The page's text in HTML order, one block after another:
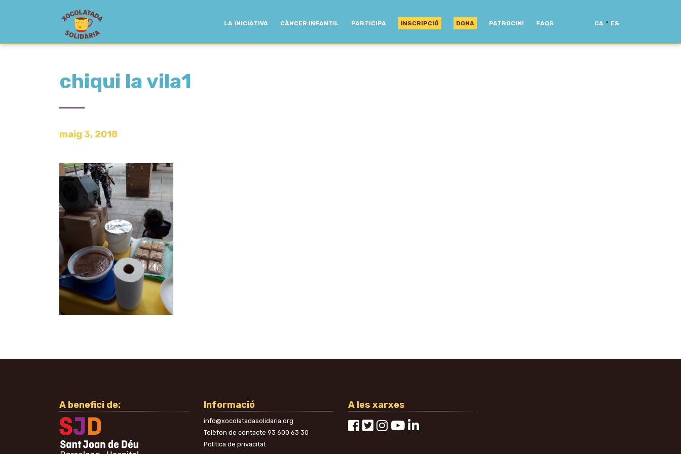
LA INICIATIVA CÀNCER INFANTIL PARTICIPA INSCRIPCIÓ DONA PATROCINI FAQS CA · ES
chiqui la vila1
maig 3, 2018
A benefici de: Informació
info@xocolatadasolidaria.org
Telèfon de contacte 93 600 63 30
Política de privacitat
A les xarxes